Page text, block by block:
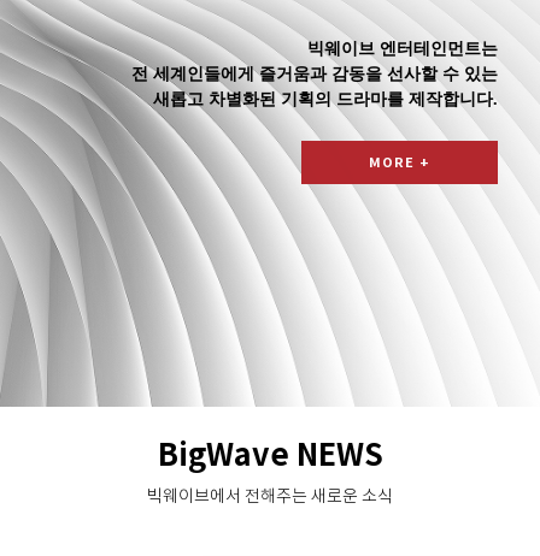
빅웨이브 엔터테인먼트는
전 세계인들에게 즐거움과 감동을 선사할 수 있는
새롭고 차별화된 기획의 드라마를 제작합니다.
MORE +
BigWave NEWS
빅웨이브에서 전해주는 새로운 소식